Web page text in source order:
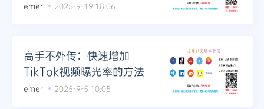
emer 2025-9-19 18:06
高手不外传：快速增加
TikTok视频曝光率的方法
emer 2025-9-5 10:05